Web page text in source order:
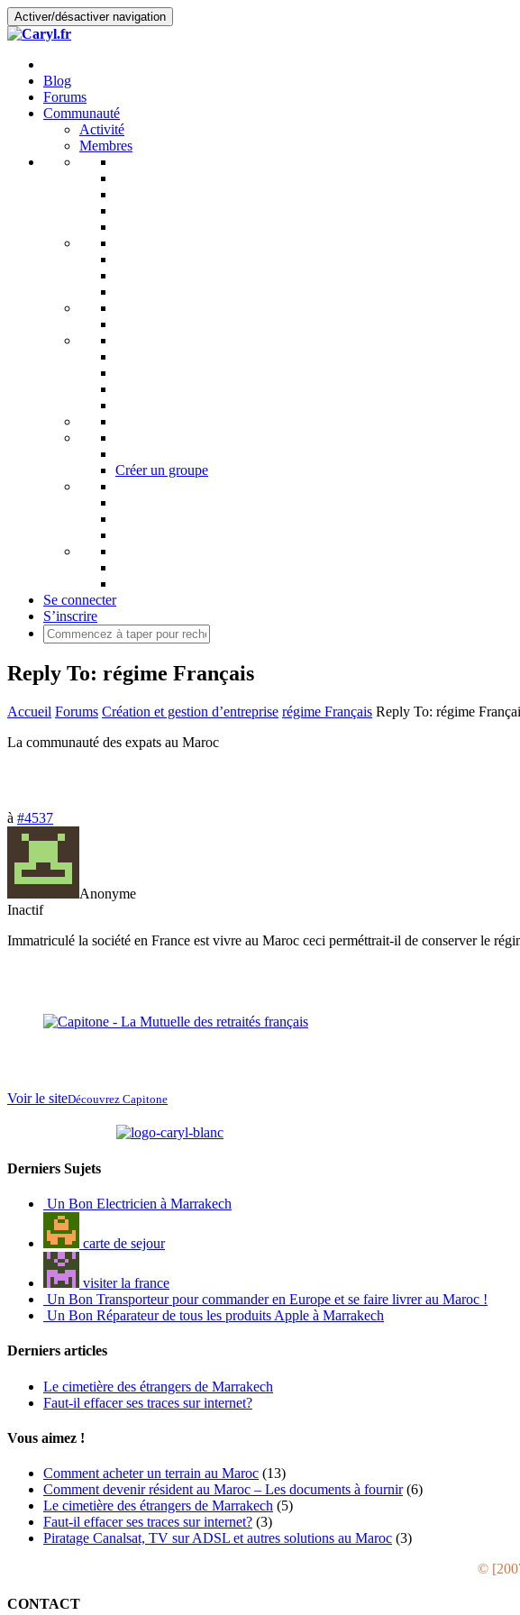
Activer/désactiver navigation
Blog
Forums
Communauté
Activité
Membres
Créer un groupe
Se connecter
S’inscrire
Reply To: régime Français
Accueil Forums Création et gestion d’entreprise régime Français Reply To: régime
La communauté des expats au Maroc
à #4537
Anonyme
Inactif
Immatriculé la société en France est vivre au Maroc ceci perméttrait-il de conserver le
Voir le siteDécouvrez Capitone
Derniers Sujets
Un Bon Electricien à Marrakech
carte de sejour
visiter la france
Un Bon Transporteur pour commander en Europe et se faire livrer au Maroc !
Un Bon Réparateur de tous les produits Apple à Marrakech
Derniers articles
Le cimetière des étrangers de Marrakech
Faut-il effacer ses traces sur internet?
Vous aimez !
Comment acheter un terrain au Maroc (13)
Comment devenir résident au Maroc – Les documents à fournir (6)
Le cimetière des étrangers de Marrakech (5)
Faut-il effacer ses traces sur internet? (3)
Piratage Canalsat, TV sur ADSL et autres solutions au Maroc (3)
©
CONTACT